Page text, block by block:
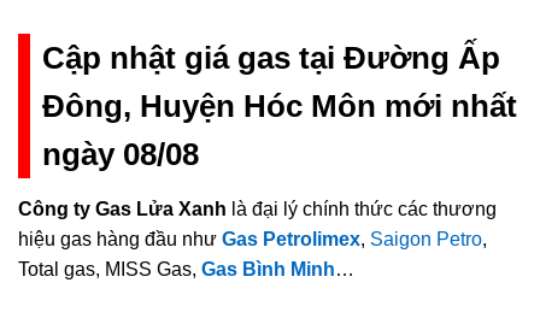
Cập nhật giá gas tại Đường Ấp
Đông, Huyện Hóc Môn mới nhất
ngày 08/08
Công ty Gas Lửa Xanh là đại lý chính thức các thương
hiệu gas hàng đầu như Gas Petrolimex, Saigon Petro,
Total gas, MISS Gas, Gas Bình Minh…